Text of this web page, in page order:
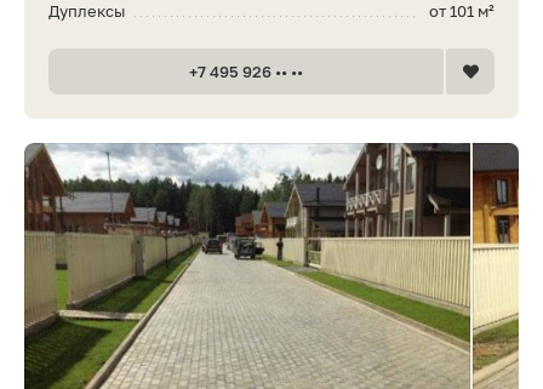
от 101 м²
Дуплексы
+7 495 926 •• ••